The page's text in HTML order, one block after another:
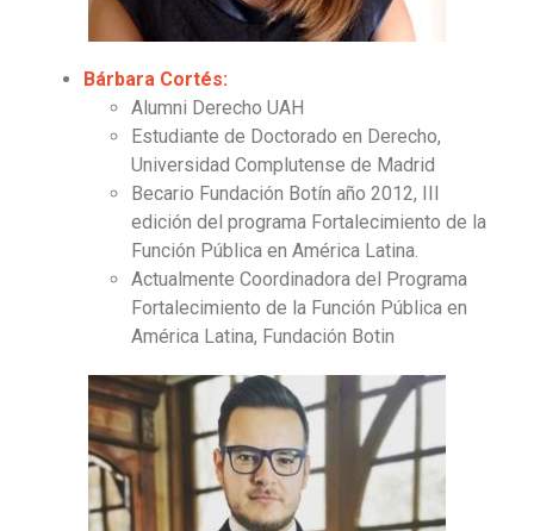
Bárbara Cortés:
Alumni Derecho UAH
Estudiante de Doctorado en Derecho,
Universidad Complutense de Madrid
Becario Fundación Botín año 2012, III
edición del programa Fortalecimiento de la
Función Pública en América Latina.
Actualmente Coordinadora del Programa
Fortalecimiento de la Función Pública en
América Latina, Fundación Botin